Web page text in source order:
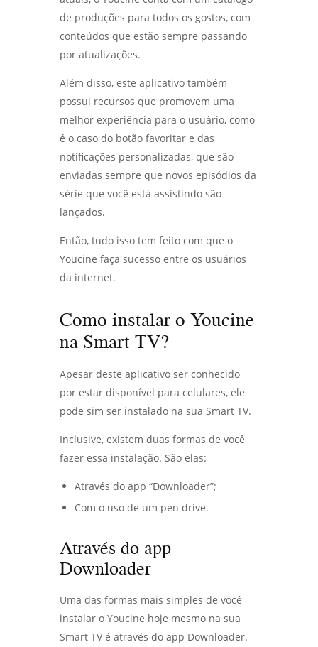
de produções para todos os gostos, com
conteúdos que estão sempre passando
por atualizações.
Além disso, este aplicativo também
possui recursos que promovem uma
melhor experiência para o usuário, como
é o caso do botão favoritar e das
notificações personalizadas, que são
enviadas sempre que novos episódios da
série que você está assistindo são
lançados.
Então, tudo isso tem feito com que o
Youcine faça sucesso entre os usuários
da internet.
Como instalar o Youcine
na Smart TV?
Apesar deste aplicativo ser conhecido
por estar disponível para celulares, ele
pode sim ser instalado na sua Smart TV.
Inclusive, existem duas formas de você
fazer essa instalação. São elas:
Através do app “Downloader”;
Com o uso de um pen drive.
Através do app
Downloader
Uma das formas mais simples de você
instalar o Youcine hoje mesmo na sua
Smart TV é através do app Downloader.